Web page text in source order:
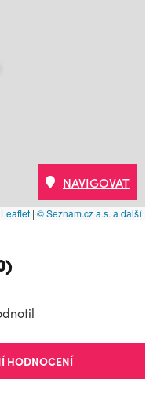
Leaflet | © Seznam.cz a.s. a další
NAVIGOVAT
HODNOCENÍ